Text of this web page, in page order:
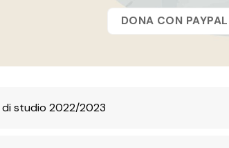
DONA CON PAYPAL
di studio 2022/2023